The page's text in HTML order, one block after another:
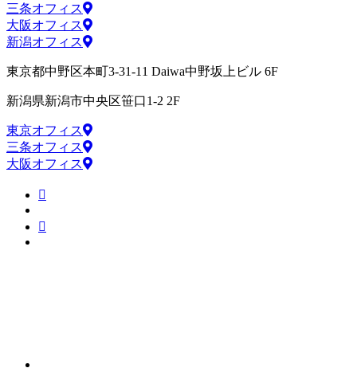
三条オフィス
大阪オフィス
新潟オフィス
東京都中野区本町3-31-11 Daiwa中野坂上ビル 6F
新潟県新潟市中央区笹口1-2 2F
東京オフィス
三条オフィス
大阪オフィス